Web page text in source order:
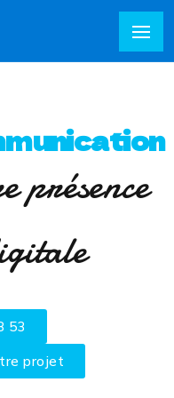
présence
53
projet